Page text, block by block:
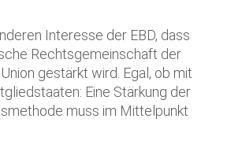
Interesse der EBD, dass
Rechtsgemeinschaft der
gestärkt wird. Egal, ob mit
Eine Stärkung der
muss im Mittelpunkt